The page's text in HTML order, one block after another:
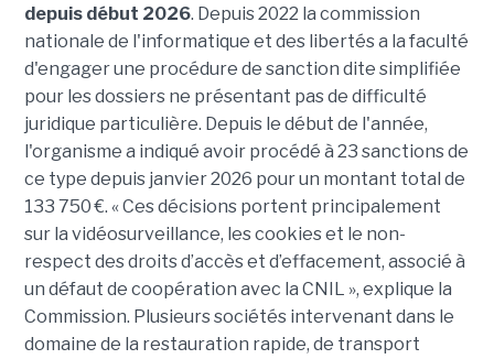
depuis début 2026. Depuis 2022 la commission
nationale de l'informatique et des libertés a la faculté
d'engager une procédure de sanction dite simplifiée
pour les dossiers ne présentant pas de difficulté
juridique particulière. Depuis le début de l'année,
l'organisme a indiqué avoir procédé à 23 sanctions de
ce type depuis janvier 2026 pour un montant total de
133 750 €. « Ces décisions portent principalement
sur la vidéosurveillance, les cookies et le non-
respect des droits d’accès et d’effacement, associé à
un défaut de coopération avec la CNIL », explique la
Commission. Plusieurs sociétés intervenant dans le
domaine de la restauration rapide, de transport